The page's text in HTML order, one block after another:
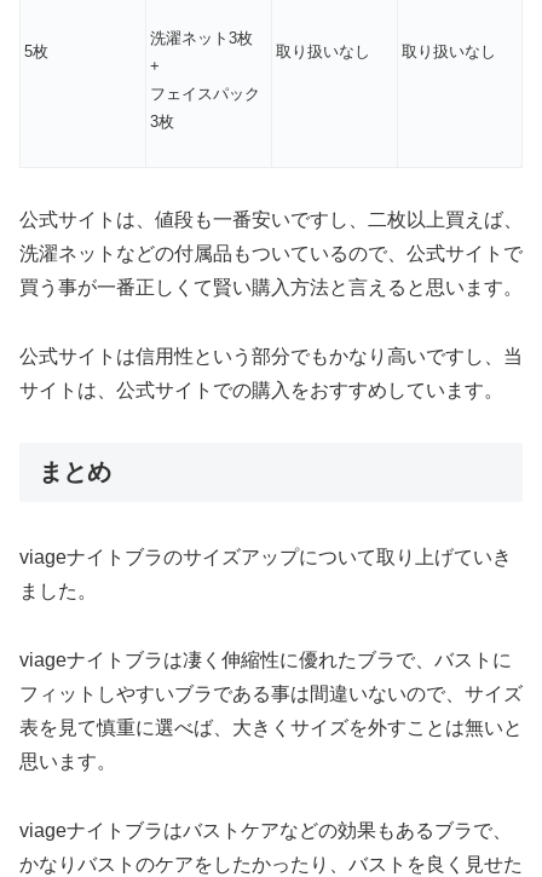
5枚
洗濯ネット3枚
+
フェイスパック
3枚
取り扱いなし 取り扱いなし
公式サイトは、値段も一番安いですし、二枚以上買えば、
洗濯ネットなどの付属品もついているので、公式サイトで
買う事が一番正しくて賢い購入方法と言えると思います。
公式サイトは信用性という部分でもかなり高いですし、当
サイトは、公式サイトでの購入をおすすめしています。
まとめ
viageナイトブラのサイズアップについて取り上げていき
ました。
viageナイトブラは凄く伸縮性に優れたブラで、バストに
フィットしやすいブラである事は間違いないので、サイズ
表を見て慎重に選べば、大きくサイズを外すことは無いと
思います。
viageナイトブラはバストケアなどの効果もあるブラで、
かなりバストのケアをしたかったり、バストを良く見せた